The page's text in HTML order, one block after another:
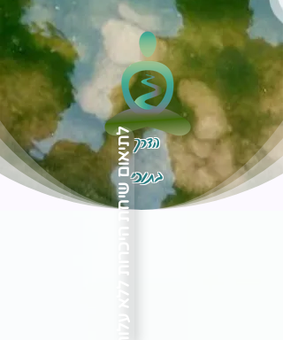
הדרך
בתוכילתיאום שיחת היכרות ללא עלות